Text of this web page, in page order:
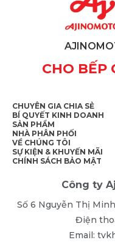
CHO BẾP
CHUYÊN GIA CHIA SẺ
BÍ QUYẾT KINH DOANH
SẢN PHẨM
NHÀ PHÂN PHỐI
VỀ CHÚNG TÔI
SỰ KIỆN & KHUYẾN MÃI
CHÍNH SÁCH BẢO MẬT
Công ty
Số 6 Nguyễn Thị
Điện
Email: